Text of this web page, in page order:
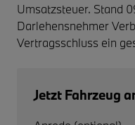
Umsatzsteuer. Stand
Darlehensnehmer
Vertragsschluss ein
Jetzt Fahrzeug